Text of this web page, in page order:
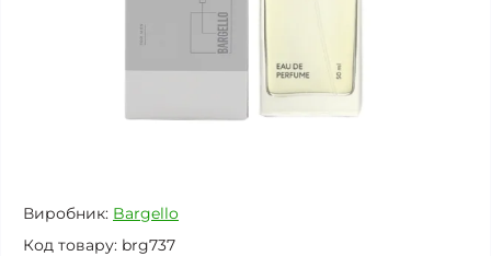
Виробник: Bargello
Код товару: brg737